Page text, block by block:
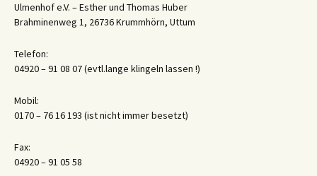
Ulmenhof e.V. – Esther und Thomas Huber
Brahminenweg 1, 26736 Krummhörn, Uttum
Telefon:
04920 – 91 08 07 (evtl.lange klingeln lassen !)
Mobil:
0170 – 76 16 193 (ist nicht immer besetzt)
Fax:
04920 – 91 05 58